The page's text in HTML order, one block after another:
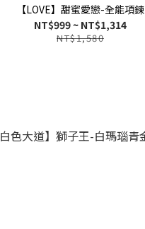
【LOVE】甜蜜愛戀-全能項鍊
NT$999 ~ NT$1,314
NT$1,580